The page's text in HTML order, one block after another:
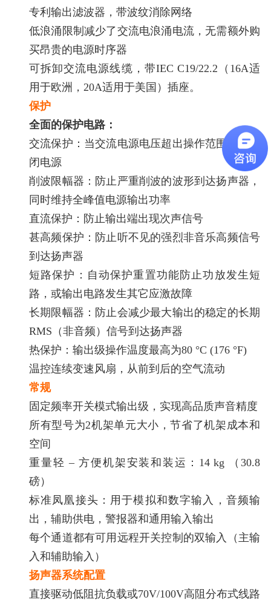
专利输出滤波器，带波纹消除网络
低浪涌限制减少了交流电浪涌电流，无需额外购
买昂贵的电源时序器
可拆卸交流电源线缆，带IEC C19/22.2（16A适
用于欧洲，20A适用于美国）插座。
保护
全面的保护电路：
交流保护：当交流电源电压超出操作范围时，关
闭电源
削波限幅器：防止严重削波的波形到达扬声器，
同时维持全峰值电源输出功率
直流保护：防止输出端出现次声信号
甚高频保护：防止听不见的强烈非音乐高频信号
到达扬声器
短路保护：自动保护重置功能防止功放发生短
路，或输出电路发生其它应激故障
长期限幅器：防止会减少最大输出的稳定的长期
RMS（非音频）信号到达扬声器
热保护：输出级操作温度最高为80 °C (176 °F)
温控连续变速风扇，从前到后的空气流动
常规
固定频率开关模式输出级，实现高品质声音精度
所有型号为2机架单元大小，节省了机架成本和
空间
重量轻 – 方便机架安装和装运：14 kg （30.8
磅）
标准凤凰接头：用于模拟和数字输入，音频输
出，辅助供电，警报器和通用输入输出
每个通道都有可用远程开关控制的双输入（主输
入和辅助输入）
扬声器系统配置
直接驱动低阻抗负载或70V/100V高阻分布式线路